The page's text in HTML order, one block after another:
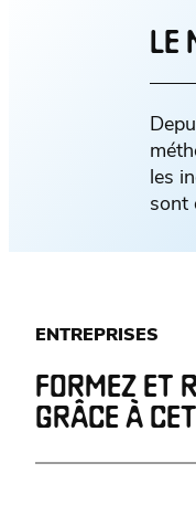
LE
les
sont
ENTREPRISES
FORMEZ ET
GRÂCE À